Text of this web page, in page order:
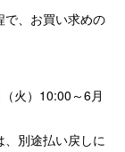
で、お買い求めの
火）10:00～6月
、別途払い戻しに